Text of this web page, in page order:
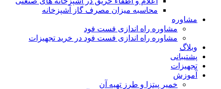
محاسبه میزان مصرف گاز آشپزخانه
مشاوره
مشاوره راه اندازی فست فود
مشاوره راه اندازی فست فود در خرید تجهیزات
وبلاگ
پشتیبانی
تجهیزات
آموزش
خمیر پیتزا و طرز تهیه آن